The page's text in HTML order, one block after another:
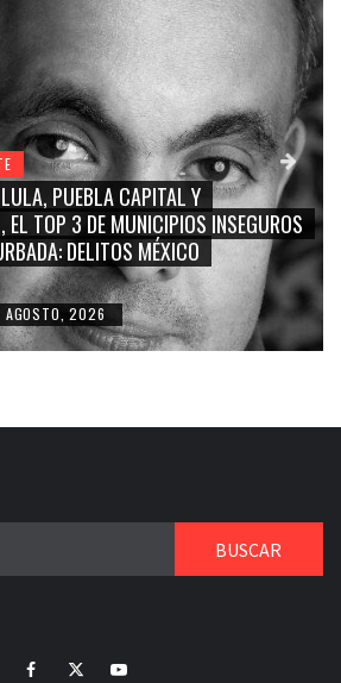
NAY SALVATORI, SERGIO MAYER,
CORCHOLATA”, CUAUHTÉMOC
LA TRIVIALIZACIÓN Y
LA REPRESENTACIÓN CIUDADANA
AGOSTO, 2026
FacebookTwitterYoutube